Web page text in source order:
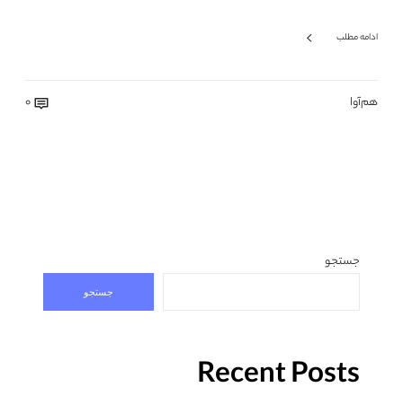
ادامه مطلب
هم‌آوا 0
جستجو
جستجو
Recent Posts